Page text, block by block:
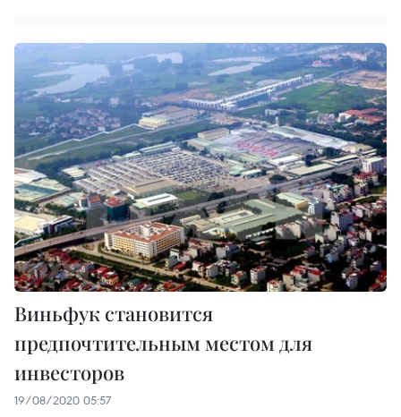
Виньфук становится
предпочтительным местом для
инвесторов
19/08/2020 05:57